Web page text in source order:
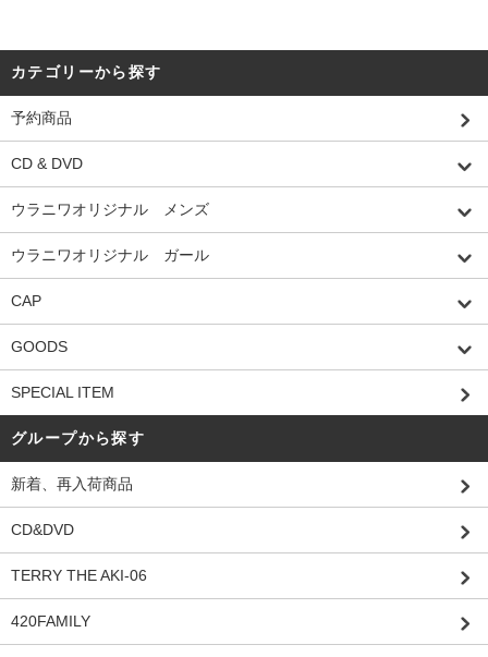
カテゴリーから探す
予約商品
CD & DVD
ウラニワオリジナル メンズ
ウラニワオリジナル ガール
CAP
GOODS
SPECIAL ITEM
グループから探す
新着、再入荷商品
CD&DVD
TERRY THE AKI-06
420FAMILY